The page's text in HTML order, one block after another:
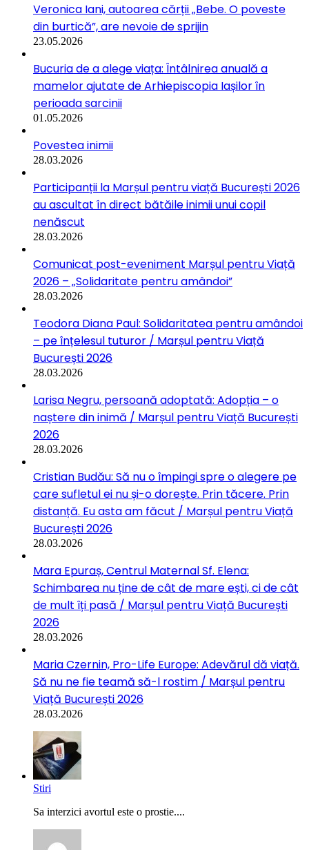
Veronica Iani, autoarea cărții „Bebe. O poveste
din burtică”, are nevoie de sprijin
23.05.2026
Bucuria de a alege viața: Întâlnirea anuală a
mamelor ajutate de Arhiepiscopia Iașilor în
perioada sarcinii
01.05.2026
Povestea inimii
28.03.2026
Participanții la Marșul pentru viață București 2026
au ascultat în direct bătăile inimii unui copil
nenăscut
28.03.2026
Comunicat post-eveniment Marșul pentru Viață
2026 – „Solidaritate pentru amândoi”
28.03.2026
Teodora Diana Paul: Solidaritatea pentru amândoi
– pe înțelesul tuturor / Marșul pentru Viață
București 2026
28.03.2026
Larisa Negru, persoană adoptată: Adopția – o
naștere din inimă / Marșul pentru Viață București
2026
28.03.2026
Cristian Budău: Să nu o împingi spre o alegere pe
care sufletul ei nu și-o dorește. Prin tăcere. Prin
distanță. Eu asta am făcut / Marșul pentru Viață
București 2026
28.03.2026
Mara Epuraș, Centrul Maternal Sf. Elena:
Schimbarea nu ține de cât de mare ești, ci de cât
de mult îți pasă / Marșul pentru Viață București
2026
28.03.2026
Maria Czernin, Pro-Life Europe: Adevărul dă viață.
Să nu ne fie teamă să-l rostim / Marșul pentru
Viață București 2026
28.03.2026
Stiri
Sa interzici avortul este o prostie....